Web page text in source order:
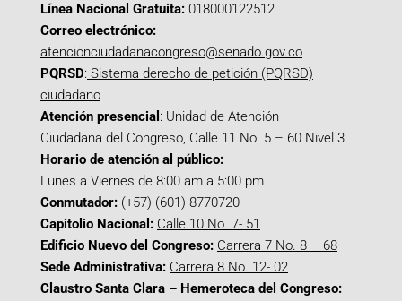
Línea Nacional Gratuita: 018000122512
Correo electrónico:
atencionciudadanacongreso@senado.gov.co
PQRSD: Sistema derecho de petición (PQRSD)
ciudadano
Atención presencial : Unidad de Atención
Ciudadana del Congreso, Calle 11 No. 5 – 60 Nivel 3
Horario de atención al público:
Lunes a Viernes de 8:00 am a 5:00 pm
Conmutador: (+57) (601) 8770720
Capitolio Nacional: Calle 10 No. 7- 51
Edificio Nuevo del Congreso: Carrera 7 No. 8 – 68
Sede Administrativa: Carrera 8 No. 12- 02
Claustro Santa Clara – Hemeroteca del Congreso: